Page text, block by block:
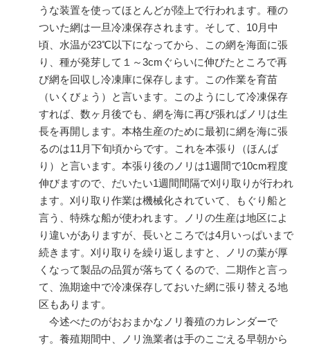
うな装置を使ってほとんどが陸上で行われます。種の
ついた網は一旦冷凍保存されます。そして、10月中
頃、水温が23℃以下になってから、この網を海面に張
り、種が発芽して１～3cmぐらいに伸びたところで再
び網を回収し冷凍庫に保存します。この作業を育苗
（いくびょう）と言います。このようにして冷凍保存
すれば、数ヶ月後でも、網を海に再び張ればノリは生
長を再開します。本格生産のために最初に網を海に張
るのは11月下旬頃からです。これを本張り（ほんば
り）と言います。本張り後のノリは1週間で10cm程度
伸びますので、だいたい1週間間隔で刈り取りが行われ
ます。刈り取り作業は機械化されていて、もぐり船と
言う、特殊な船が使われます。ノリの生産は地区によ
り違いがありますが、長いところでは4月いっぱいまで
続きます。刈り取りを繰り返しますと、ノリの葉が厚
くなって製品の品質が落ちてくるので、二期作と言っ
て、漁期途中で冷凍保存しておいた網に張り替える地
区もあります。
今述べたのがおおまかなノリ養殖のカレンダーで
す。養殖期間中、ノリ漁業者は手のこごえる早朝から